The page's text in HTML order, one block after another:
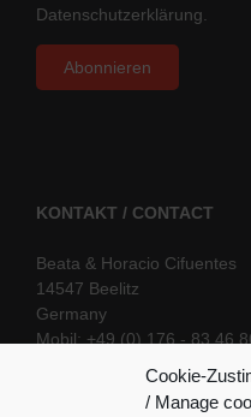
Cookie-
/ Manage
Datenschutzerklärung.
KONTAKT / CONTACT
Beata & Horacio Cifuentes
14547 Beelitz
Germany
Mobil: +49 (0) 176 - 83 46